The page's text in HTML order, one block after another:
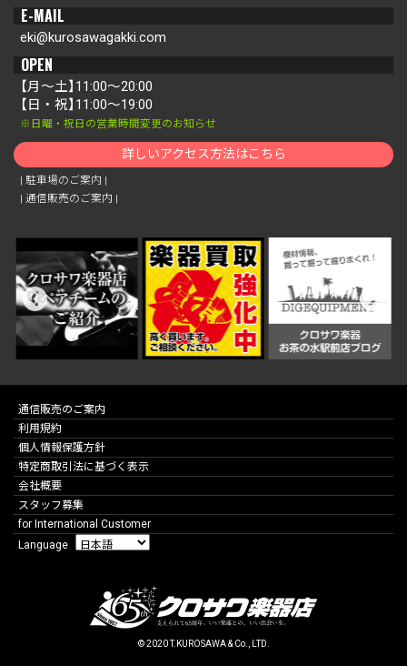
E-MAIL
eki@kurosawagakki.com
OPEN
【月～土】11:00～20:00
【日・祝】11:00～19:00
※日曜・祝日の営業時間変更のお知らせ
詳しいアクセス方法はこちら
|駐車場のご案内 |
|通信販売のご案内 |
通信販売のご案内
利用規約
個人情報保護方針
特定商取引法に基づく表示
会社概要
スタッフ募集
for International Customer
Language
© 2020 T.KUROSAWA & Co., LTD.